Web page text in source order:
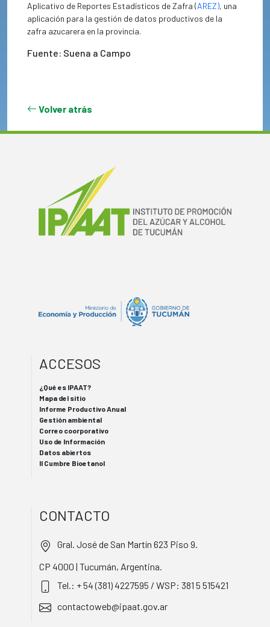
Aplicativo de Reportes Estadísticos de Zafra (AREZ), una
aplicación para la gestión de datos productivos de la
zafra azucarera en la provincia.
Fuente: Suena a Campo
Volver atrás
ACCESOS
¿Qué es IPAAT?
Mapa del sitio
Informe Productivo Anual
Gestión ambiental
Correo coorporativo
Uso de Información
Datos abiertos
II Cumbre Bioetanol
CONTACTO
Gral. José de San Martín 623 Piso 9.
CP 4000 | Tucumán, Argentina.
Tel.: + 54 (381) 4227595 / WSP: 381 5 515421
contactoweb@ipaat.gov.ar